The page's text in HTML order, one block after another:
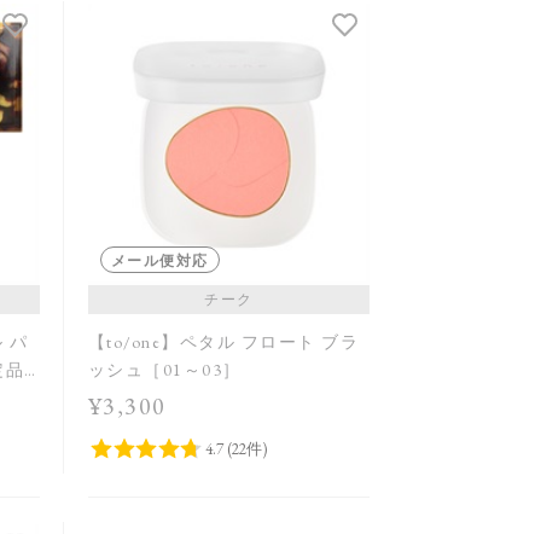
レビューが多い順
レビュー評価が高い順
人気順
パ
メール便対応
チーク
【to/one】ペタル フロート ブラ
ッシュ［01～03］
¥3,300